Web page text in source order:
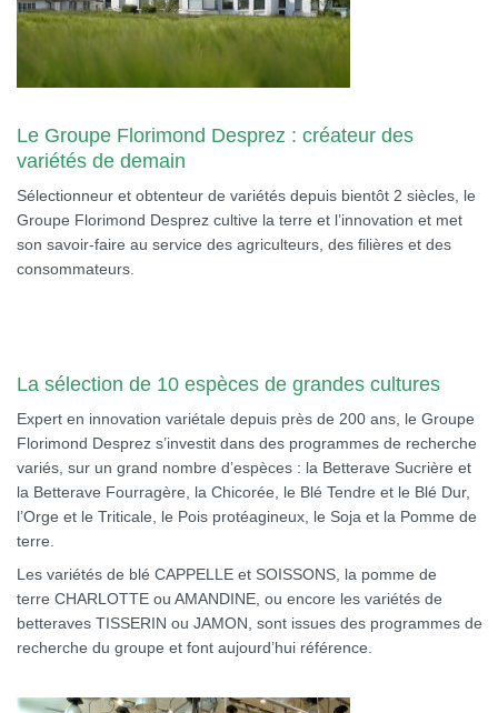
Le Groupe Florimond Desprez : créateur des
variétés de demain
Sélectionneur et obtenteur de variétés depuis bientôt 2 siècles, le
Groupe Florimond Desprez cultive la terre et l’innovation et met
son savoir-faire au service des agriculteurs, des filières et des
consommateurs.
La sélection de 10 espèces de grandes cultures
Expert en innovation variétale depuis près de 200 ans, le Groupe
Florimond Desprez s’investit dans des programmes de recherche
variés, sur un grand nombre d’espèces : la Betterave Sucrière et
la Betterave Fourragère, la Chicorée, le Blé Tendre et le Blé Dur,
l’Orge et le Triticale, le Pois protéagineux, le Soja et la Pomme de
terre.
Les variétés de blé CAPPELLE et SOISSONS, la pomme de
terre CHARLOTTE ou AMANDINE, ou encore les variétés de
betteraves TISSERIN ou JAMON, sont issues des programmes de
recherche du groupe et font aujourd’hui référence.